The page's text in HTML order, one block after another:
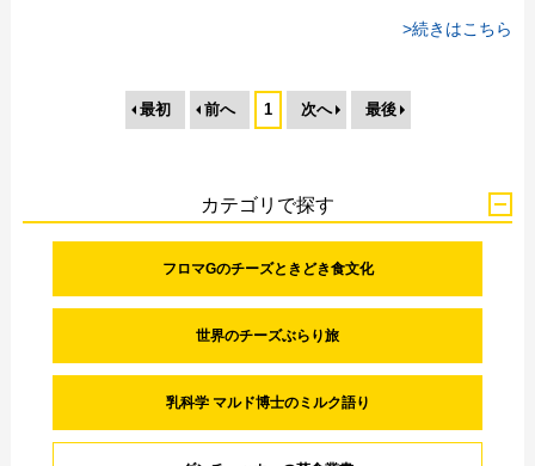
>続きはこちら
最初 前へ 1 次へ 最後
カテゴリで探す
フロマGのチーズときどき食文化
世界のチーズぶらり旅
乳科学 マルド博士のミルク語り